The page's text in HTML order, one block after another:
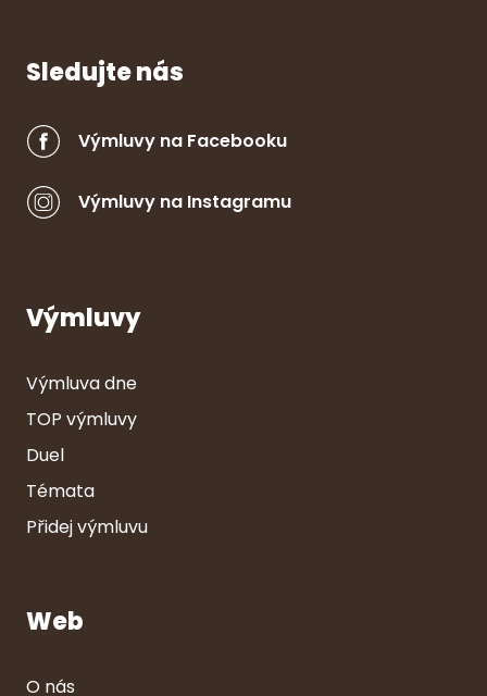
Sledujte nás
Výmluvy na Facebooku
Výmluvy na Instagramu
Výmluvy
Výmluva dne
TOP výmluvy
Duel
Témata
Přidej výmluvu
Web
O nás